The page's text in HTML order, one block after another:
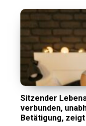
Sitzender
verbunden,
Betätigung,